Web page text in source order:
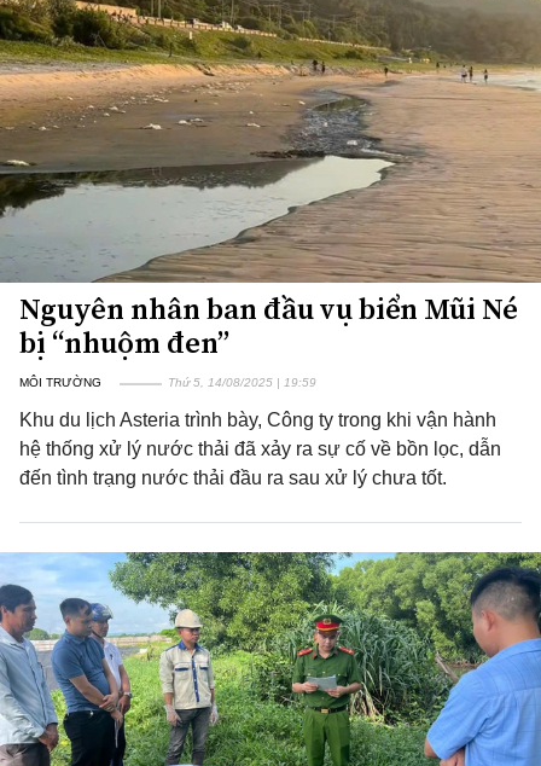
Nguyên nhân ban đầu vụ biển Mũi Né
bị “nhuộm đen”
MÔI TRƯỜNG Thứ 5, 14/08/2025 | 19:59
Khu du lịch Asteria trình bày, Công ty trong khi vận hành
hệ thống xử lý nước thải đã xảy ra sự cố về bồn lọc, dẫn
đến tình trạng nước thải đầu ra sau xử lý chưa tốt.